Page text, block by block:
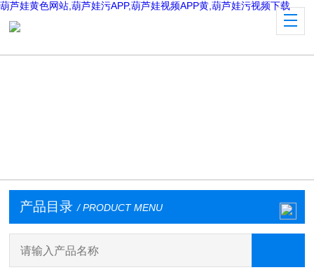
葫芦娃黄色网站,葫芦娃污APP,葫芦娃视频APP黄,葫芦娃污视频下载
产品目录 / PRODUCT MENU